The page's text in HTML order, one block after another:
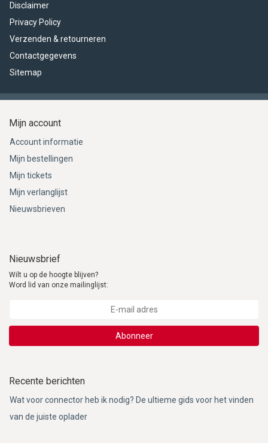
Disclaimer
Privacy Policy
Verzenden & retourneren
Contactgegevens
Sitemap
Mijn account
Account informatie
Mijn bestellingen
Mijn tickets
Mijn verlanglijst
Nieuwsbrieven
Nieuwsbrief
Wilt u op de hoogte blijven?
Word lid van onze mailinglijst:
Abonneer
Recente berichten
Wat voor connector heb ik nodig? De ultieme gids voor het vinden
van de juiste oplader